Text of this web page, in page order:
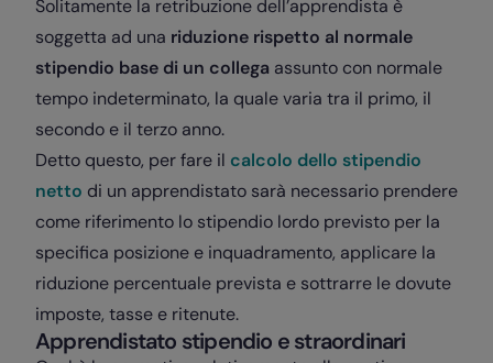
Solitamente la retribuzione dell’apprendista è
soggetta ad una riduzione rispetto al normale
stipendio base di un collega assunto con normale
tempo indeterminato, la quale varia tra il primo, il
secondo e il terzo anno.
Detto questo, per fare il calcolo dello stipendio
netto di un apprendistato sarà necessario prendere
come riferimento lo stipendio lordo previsto per la
specifica posizione e inquadramento, applicare la
riduzione percentuale prevista e sottrarre le dovute
imposte, tasse e ritenute.
Apprendistato stipendio e straordinari